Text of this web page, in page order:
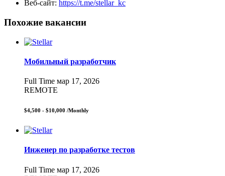
Веб-сайт: https://t.me/stellar_kc
Похожие вакансии
Мобильный разработчик
Full Time мар 17, 2026
REMOTE
$4,500 - $10,000 /Monthly
Инженер по разработке тестов
Full Time мар 17, 2026